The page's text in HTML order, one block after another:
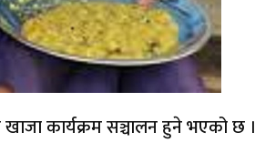
कार्यक्रम सञ्चालन हुने भएको छ ।